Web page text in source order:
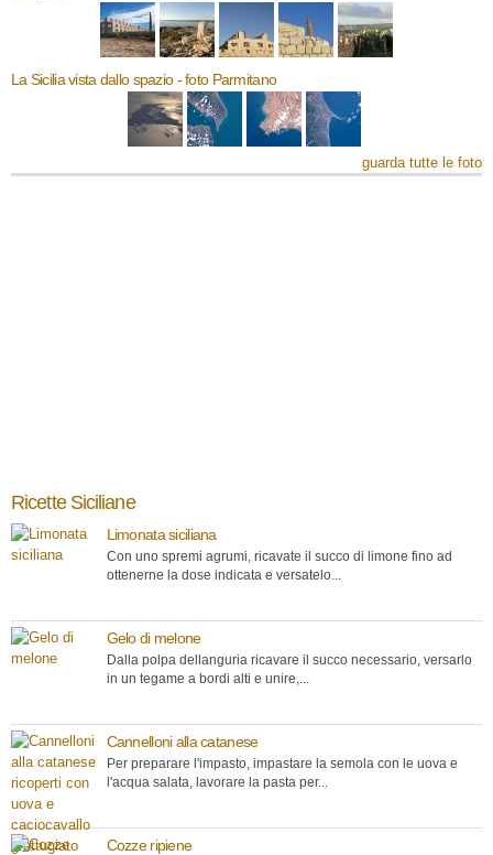
La Sicilia vista dallo spazio - foto Parmitano
guarda tutte le foto
Ricette Siciliane
Limonata siciliana
Con uno spremi agrumi, ricavate il succo di limone fino ad
ottenerne la dose indicata e versatelo...
Gelo di melone
Dalla polpa dellanguria ricavare il succo necessario, versarlo
in un tegame a bordi alti e unire,...
Cannelloni alla catanese
Per preparare l'impasto, impastare la semola con le uova e
l'acqua salata, lavorare la pasta per...
Cozze ripiene